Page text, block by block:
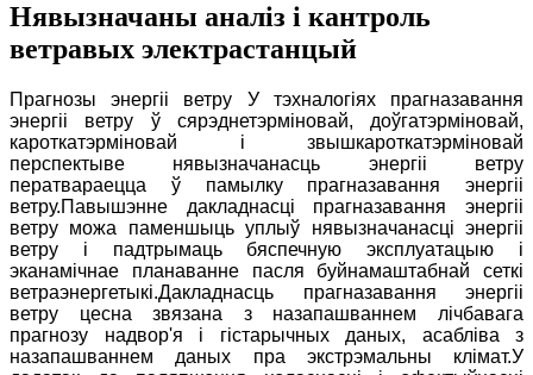
Нявызначаны аналіз і кантроль
ветравых электрастанцый
Прагнозы энергіі ветру У тэхналогіях прагназавання
энергіі ветру ў сярэднетэрміновай, доўгатэрміновай,
кароткатэрміновай і звышкароткатэрміновай
перспектыве нявызначанасць энергіі ветру
ператвараецца ў памылку прагназавання энергіі
ветру.Павышэнне дакладнасці прагназавання энергіі
ветру можа паменшыць уплыў нявызначанасці энергіі
ветру і падтрымаць бяспечную эксплуатацыю і
эканамічнае планаванне пасля буйнамаштабнай сеткі
ветраэнергетыкі.Дакладнасць прагназавання энергіі
ветру цесна звязана з назапашваннем лічбавага
прагнозу надвор'я і гістарычных даных, асабліва з
назапашваннем даных пра экстрэмальны клімат.У